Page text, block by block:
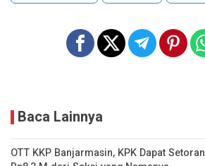
Baca Lainnya
OTT KKP Banjarmasin, KPK Dapat Setoran